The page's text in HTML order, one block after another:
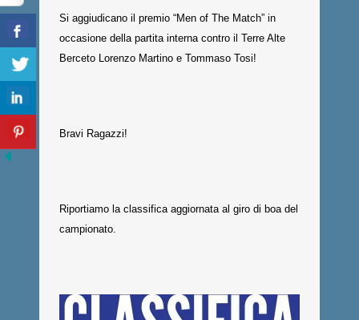
Si aggiudicano il premio “Men of The Match” in
occasione della partita interna contro il Terre Alte
Berceto Lorenzo Martino e Tommaso Tosi!
Bravi Ragazzi!
Riportiamo la classifica aggiornata al giro di boa del
campionato.